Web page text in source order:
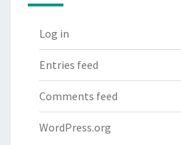
Log in
Entries feed
Comments feed
WordPress.org